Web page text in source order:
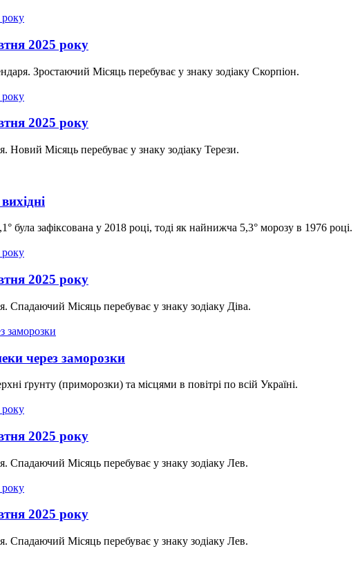
2025 року
Зростаючий Місяць перебуває у знаку зодіаку Скорпіон.
2025 року
Новий Місяць перебуває у знаку зодіаку Терези.
зафіксована у 2018 році, тоді як найнижча 5,3° морозу в 1976 році.
2025 року
Спадаючий Місяць перебуває у знаку зодіаку Діва.
через заморозки
ґрунту (приморозки) та місцями в повітрі по всій Україні.
2025 року
Спадаючий Місяць перебуває у знаку зодіаку Лев.
2025 року
Спадаючий Місяць перебуває у знаку зодіаку Лев.